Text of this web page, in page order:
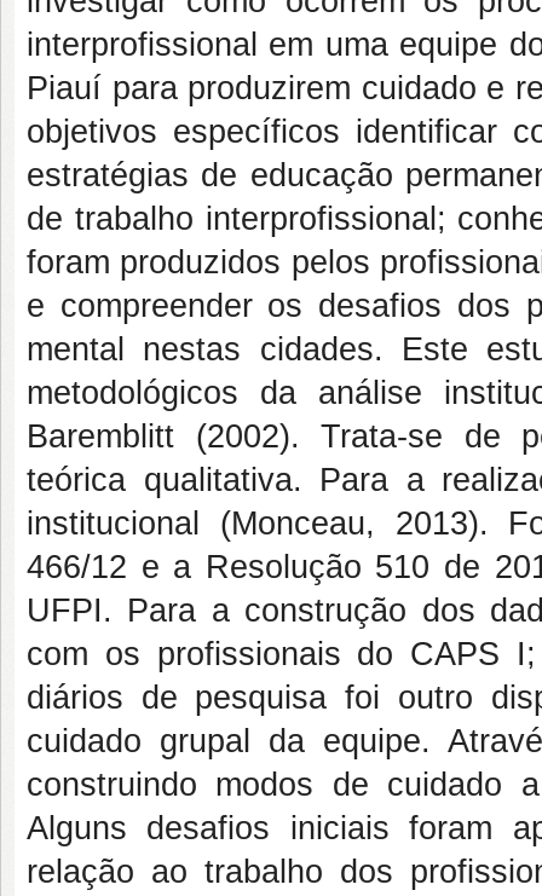
interprofissional em uma equipe
Piauí para produzirem cuidado e
objetivos específicos identificar
estratégias de educação
de trabalho interprofissional;
foram produzidos pelos
e compreender os desafios dos
mental nestas cidades. Este
metodológicos da análise
Baremblitt (2002). Trata-se de
teórica qualitativa. Para a
institucional (Monceau, 2013).
466/12 e a Resolução 510 de
UFPI. Para a construção dos
com os profissionais do CAPS
diários de pesquisa foi outro
cuidado grupal da equipe.
construindo modos de cuidado
Alguns desafios iniciais foram
relação ao trabalho dos